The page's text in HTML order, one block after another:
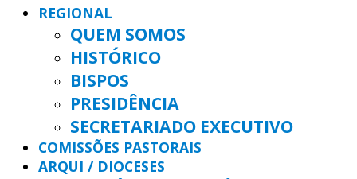
REGIONAL
QUEM SOMOS
HISTÓRICO
BISPOS
PRESIDÊNCIA
SECRETARIADO EXECUTIVO
COMISSÕES PASTORAIS
ARQUI / DIOCESES